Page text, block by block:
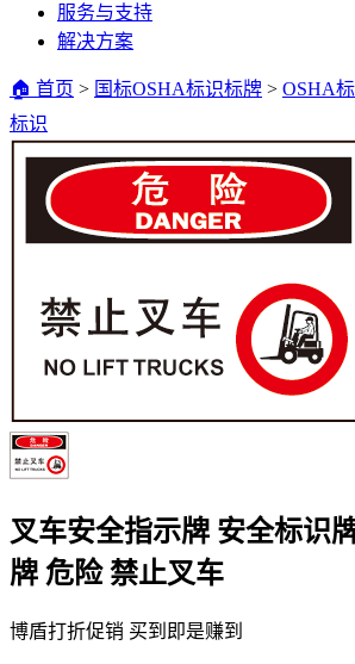
服务与支持
解决方案
🏠 首页 > 国标OSHA标识标牌 > OSHA
标识
叉车安全指示牌 安全标识
牌 危险 禁止叉车
博盾打折促销 买到即是赚到